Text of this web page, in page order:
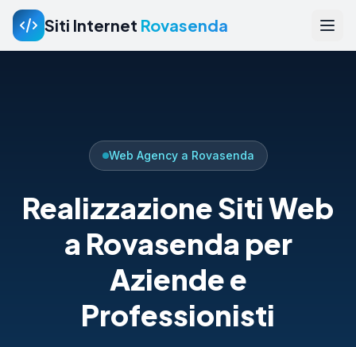
Siti Internet Rovasenda
Web Agency a Rovasenda
Realizzazione Siti Web
a Rovasenda per
Aziende e
Professionisti